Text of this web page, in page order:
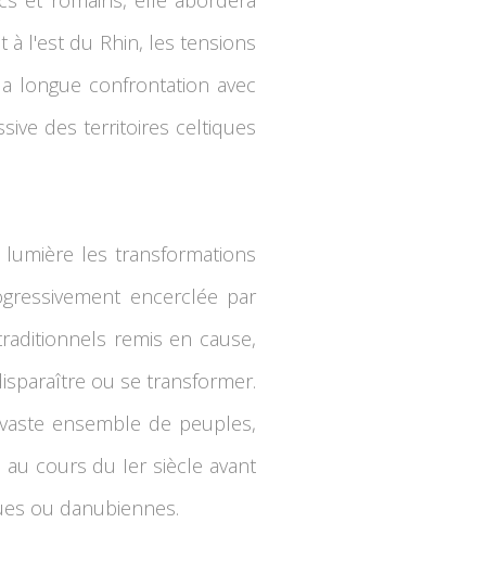
l'est du Rhin, les tensions
longue confrontation avec
des territoires celtiques
les transformations
encerclée par
remis en cause,
ou se transformer.
ensemble de peuples,
cours du Ier siècle avant
ou danubiennes.